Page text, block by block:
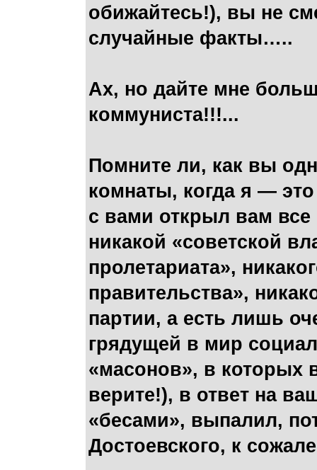
обижайтесь!), вы не
случайные факты…..
Ах, но дайте мне
коммуниста!!!...
Помните ли, как вы
комнаты, когда я —
с вами открыл вам все
никакой «советской
пролетариата»,
правительства»,
партии, а есть лишь
грядущей в мир
«масонов», в которых
верите!), в ответ на
«бесами», выпалил,
Достоевского, к